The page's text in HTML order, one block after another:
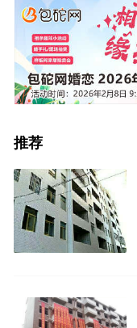
推荐